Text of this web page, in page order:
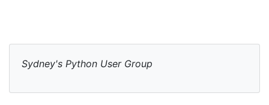
Sydney's Python User Group